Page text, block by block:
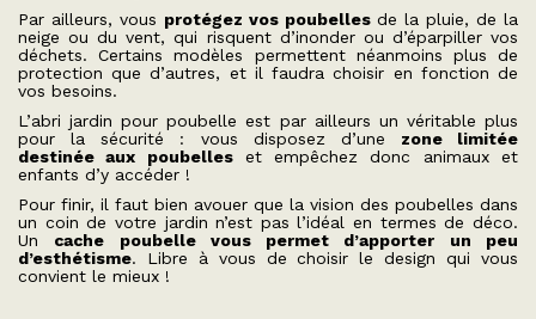
Par ailleurs, vous protégez vos poubellesde la pluie, de la
neige ou du vent, qui risquent d’inonder ou d’éparpiller vos
déchets. Certains modèles permettent néanmoins plus de
protection que d’autres, et il faudra choisir en fonction de
vos besoins.
L’abri jardin pour poubelle est par ailleurs un véritable plus
pour la sécurité : vous disposez d’une zone limitée
destinée aux poubelleset empêchez donc animaux et
enfants d’y accéder !
Pour finir, il faut bien avouer que la vision des poubelles dans
un coin de votre jardin n’est pas l’idéal en termes de déco.
Un cache poubelle vous permet d’apporter un peu
d’esthétisme. Libre à vous de choisir le design qui vous
convient le mieux !